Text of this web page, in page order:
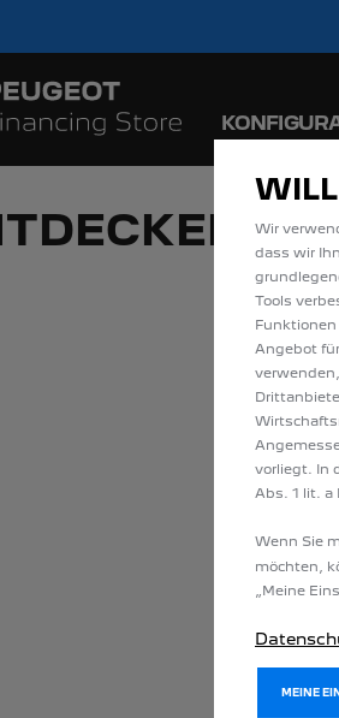
Wir
dass wir
Tools
Angebot
vorliegt. In
Abs. 1 lit. a
Wenn Sie
möchten,
„Meine
MEINE